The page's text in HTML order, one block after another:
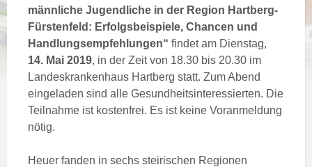
männliche Jugendliche in der Region Hartberg-
Fürstenfeld: Erfolgsbeispiele, Chancen und
Handlungsempfehlungen“ findet am Dienstag,
14. Mai 2019, in der Zeit von 18.30 bis 20.30 im
Landeskrankenhaus Hartberg statt. Zum Abend
eingeladen sind alle Gesundheitsinteressierten. Die
Teilnahme ist kostenfrei. Es ist keine Voranmeldung
nötig.
Heuer fanden in sechs steirischen Regionen